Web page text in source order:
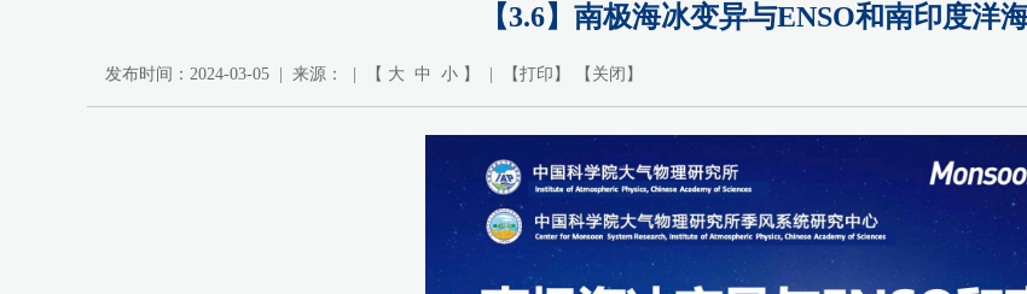
【3.6】南极海冰变异与ENSO和南印度洋
发布时间：2024-03-05 | 来源： | 【 大 中 小 】 | 【打印 】 【 关闭 】